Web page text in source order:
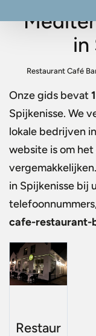
in
Restaurant Café
Onze gids bevat1
Spijkenisse. We
lokale bedrijven
website is om
in Spijkenisse bij
cafe-restaurant-
Restaur